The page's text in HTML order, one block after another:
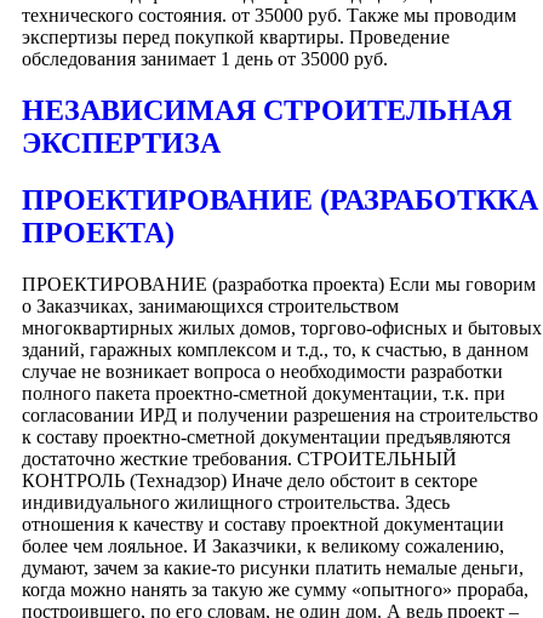
технического состояния. от 35000 руб. Также мы проводим
экспертизы перед покупкой квартиры. Проведение
обследования занимает 1 день от 35000 руб.
НЕЗАВИСИМАЯ СТРОИТЕЛЬНАЯ
ЭКСПЕРТИЗА
ПРОЕКТИРОВАНИЕ (РАЗРАБОТККА
ПРОЕКТА)
ПРОЕКТИРОВАНИЕ (разработка проекта) Если мы говорим
о Заказчиках, занимающихся строительством
многоквартирных жилых домов, торгово-офисных и бытовых
зданий, гаражных комплексом и т.д., то, к счастью, в данном
случае не возникает вопроса о необходимости разработки
полного пакета проектно-сметной документации, т.к. при
согласовании ИРД и получении разрешения на строительство
к составу проектно-сметной документации предъявляются
достаточно жесткие требования. СТРОИТЕЛЬНЫЙ
КОНТРОЛЬ (Технадзор) Иначе дело обстоит в секторе
индивидуального жилищного строительства. Здесь
отношения к качеству и составу проектной документации
более чем лояльное. И Заказчики, к великому сожалению,
думают, зачем за какие-то рисунки платить немалые деньги,
когда можно нанять за такую же сумму «опытного» прораба,
построившего, по его словам, не один дом. А ведь проект –